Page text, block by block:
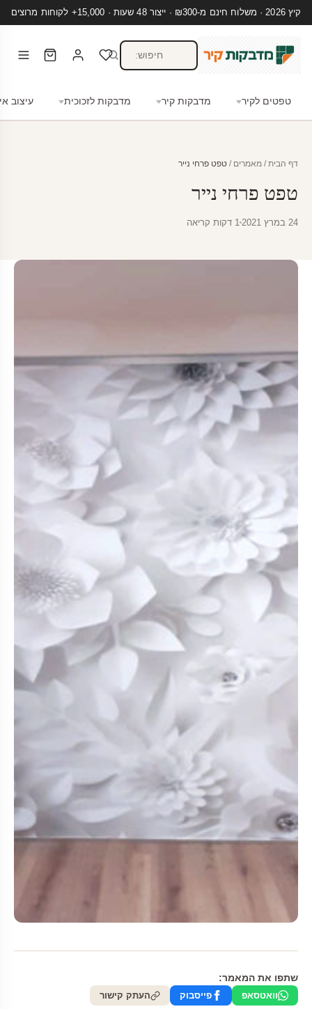
קיץ 2026 · משלוח חינם מ-₪300 · ייצור 48 שעות · 15,000+ לקוחות מרוצים
טפטים לקיר מדבקות קיר מדבקות לזכוכית עיצוב
דף הבית / מאמרים / טפט פרחי נייר
טפט פרחי נייר
24 במרץ 2021 1 דקות קריאה
שתפו את המאמר:
וואטסאפ פייסבוק העתק קישור